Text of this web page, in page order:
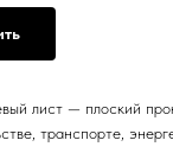
лист — плоский
транспорте,